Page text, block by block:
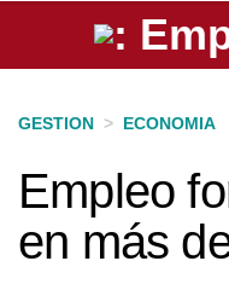
GESTION > ECONOMIA
Empleo
en más